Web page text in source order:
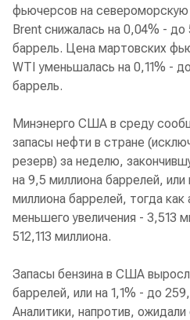
фьючерсов на
Brent снижалась на 0,04% - до
баррель. Цена мартовских
WTI уменьшалась на 0,11% -
баррель.
Минэнерго США в среду
запасы нефти в стране
резерв) за неделю,
на 9,5 миллиона баррелей, или
миллиона баррелей, тогда как
меньшего увеличения - 3,513
512,113 миллиона.
Запасы бензина в США
баррелей, или на 1,1% - до
Аналитики, напротив,